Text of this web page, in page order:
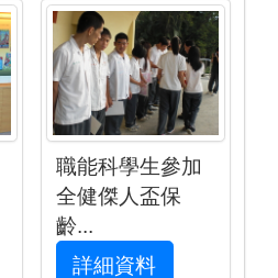
職能科學生參加
全健傑人盃保
齡...
詳細資料